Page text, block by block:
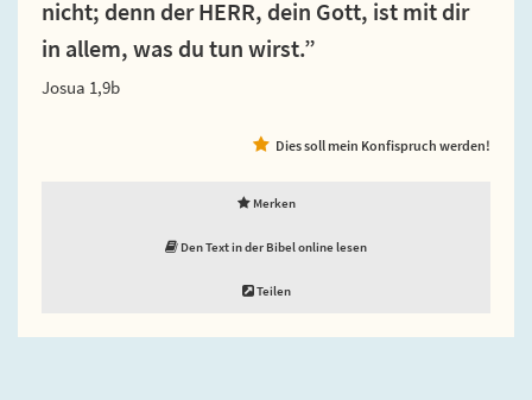
nicht; denn der HERR, dein Gott, ist mit dir
in allem, was du tun wirst.”
Josua 1,9b
Dies soll mein Konfispruch werden!
Merken
Den Text in der Bibel online lesen
Teilen